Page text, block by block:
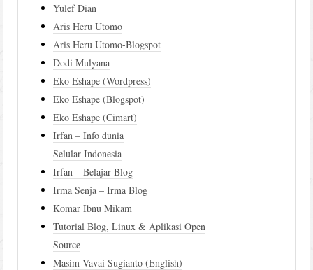
Yulef Dian
Aris Heru Utomo
Aris Heru Utomo-Blogspot
Dodi Mulyana
Eko Eshape (Wordpress)
Eko Eshape (Blogspot)
Eko Eshape (Cimart)
Irfan – Info dunia
Selular Indonesia
Irfan – Belajar Blog
Irma Senja – Irma Blog
Komar Ibnu Mikam
Tutorial Blog, Linux & Aplikasi Open
Source
Masim Vavai Sugianto (English)